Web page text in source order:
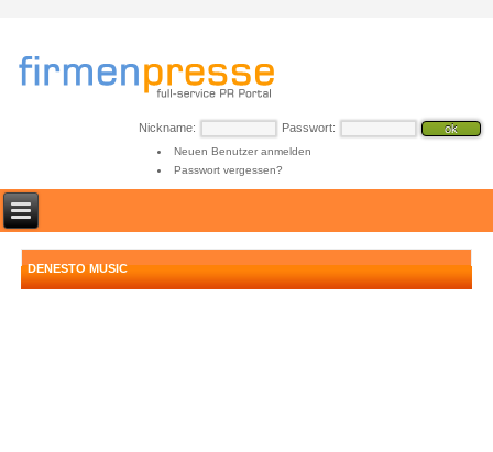
Nickname: Passwort:
Neuen Benutzer anmelden
Passwort vergessen?
DENESTO MUSIC